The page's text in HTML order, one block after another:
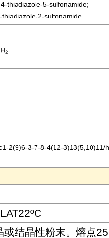
thiadiazole-5-sulfonamide;
2-sulfonamide
2(9)6-3-7-8-4(12-3)13(5,10)11/
或结晶性粉末。熔点